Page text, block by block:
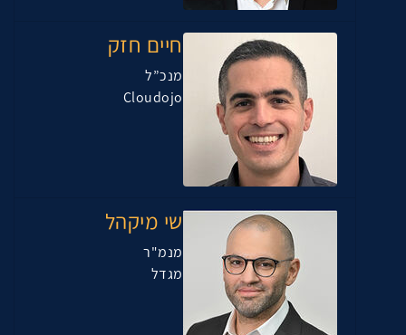
חיים חזק
מנכ”ל
Cloudojo
שי מיקהל
מנמ"ר
מגדל